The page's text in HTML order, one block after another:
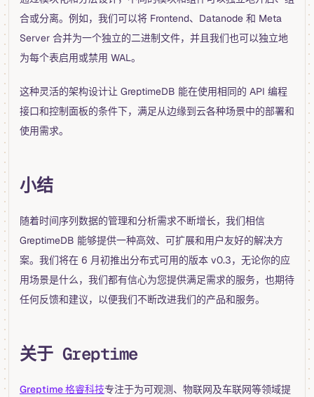
合或分离。例如，我们可以将 Frontend、Datanode 和 Meta
Server 合并为一个独立的二进制文件，并且我们也可以独立地
为每个表启用或禁用 WAL。
这种灵活的架构设计让 GreptimeDB 能在使用相同的 API 编程
接口和控制面板的条件下，满足从边缘到云各种场景中的部署和
使用需求。
小结
随着时间序列数据的管理和分析需求不断增长，我们相信
GreptimeDB 能够提供一种高效、可扩展和用户友好的解决方
案。我们将在 6 月初推出分布式可用的版本 v0.3，无论你的应
用场景是什么，我们都有信心为您提供满足需求的服务，也期待
任何反馈和建议，以便我们不断改进我们的产品和服务。
关于 Greptime
Greptime 格睿科技专注于为可观测、物联网及车联网等领域提